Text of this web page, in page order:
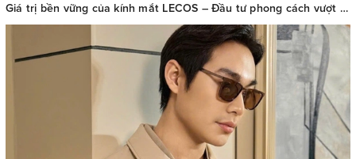
Giá trị bền vững của kính mắt LECOS – Đầu tư phong cách vượt thời gian